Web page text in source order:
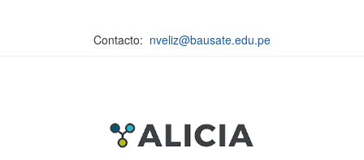
Contacto: nveliz@bausate.edu.pe